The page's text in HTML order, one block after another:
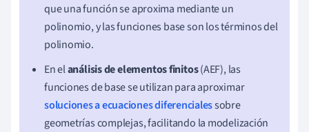
que una función se aproxima mediante un
polinomio, y las funciones base son los términos del
polinomio.
En elanálisis de elementos finitos(AEF), las
funciones de base se utilizan para aproximar
soluciones a ecuaciones diferencialessobre
geometrías complejas, facilitando la modelización